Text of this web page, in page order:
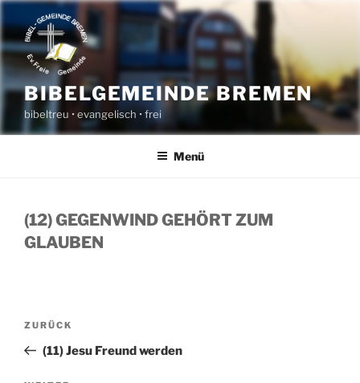
Inhalt
springen
BIBELGEMEINDE BREMEN
bibeltreu • evangelisch • frei
Menü
(12) GEGENWIND GEHÖRT ZUM
GLAUBEN
BEITRAGSNAVIGATION
Vorheriger
Beitrag
ZURÜCK
(11) Jesu Freund werden